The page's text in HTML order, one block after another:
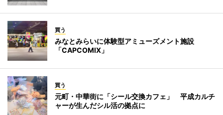
買う
みなとみらいに体験型アミューズメント施設
「CAPCOMIX」
買う
元町・中華街に「シール交換カフェ」 平成カルチ
ャーが生んだシル活の拠点に